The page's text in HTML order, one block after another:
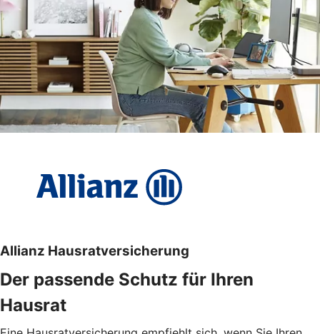
Allianz Hausratversicherung
Der passende Schutz für Ihren
Hausrat